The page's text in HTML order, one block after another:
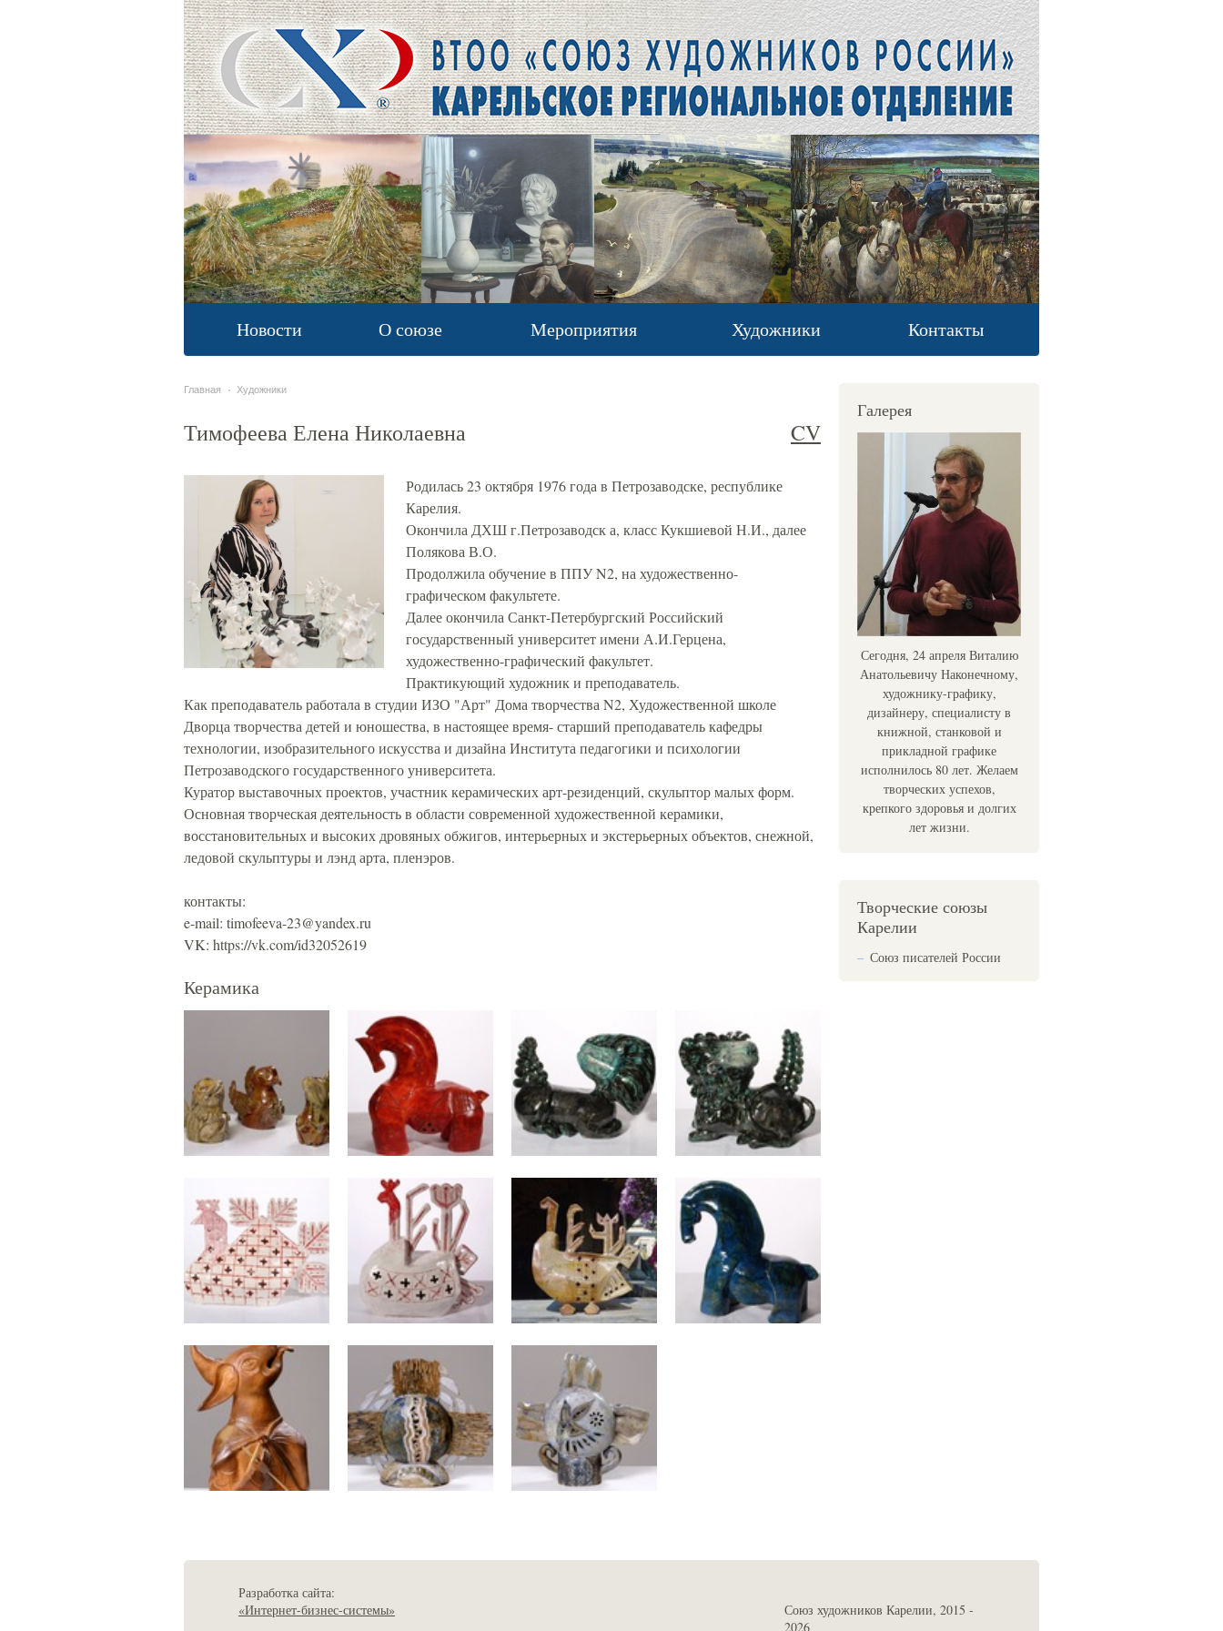
Новости О союзе Мероприятия Художники Контакты
Галерея
Сегодня, 24 апреля Виталию
Анатольевичу Наконечному,
художнику-графику,
дизайнеру, специалисту в
книжной, станковой и
прикладной графике
исполнилось 80 лет. Желаем
творческих успехов,
крепкого здоровья и долгих
лет жизни.
Творческие союзы
Карелии
Союз писателей России
Главная Художники
Тимофеева Елена Николаевна CV
Родилась 23 октября 1976 года в Петрозаводске, республике
Карелия.
Окончила ДХШ г.Петрозаводск а, класс Кукшиевой Н.И., далее
Полякова В.О.
Продолжила обучение в ППУ N2, на художественно-
графическом факультете.
Далее окончила Санкт-Петербургский Российский
государственный университет имени А.И.Герцена,
художественно-графический факультет.
Практикующий художник и преподаватель.
Как преподаватель работала в студии ИЗО "Арт" Дома творчества N2, Художественной школе
Дворца творчества детей и юношества, в настоящее время- старший преподаватель кафедры
технологии, изобразительного искусства и дизайна Института педагогики и психологии
Петрозаводского государственного университета.
Куратор выставочных проектов, участник керамических арт-резиденций, скульптор малых форм.
Основная творческая деятельность в области современной художественной керамики,
восстановительных и высоких дровяных обжигов, интерьерных и экстерьерных объектов, снежной,
ледовой скульптуры и лэнд арта, пленэров.
контакты:
e-mail: timofeeva-23@yandex.ru
VK: https://vk.com/id32052619
Керамика
Разработка сайта:
«Интернет-бизнес-системы»
Союз художников Карелии, 2015 -
2026